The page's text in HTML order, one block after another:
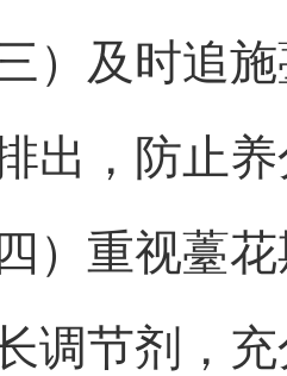
三）及时追
出，防止
四）重视薹
调节剂，